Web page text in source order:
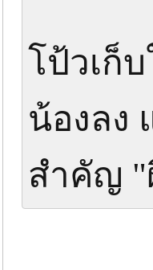
โป้วเก็
น้องลง
สำคัญ "